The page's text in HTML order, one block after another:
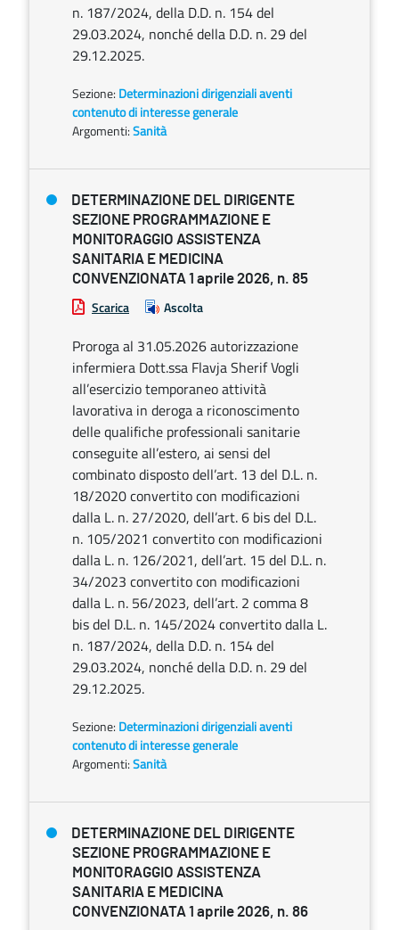
n. 187/2024, della D.D. n. 154 del
29.03.2024, nonché della D.D. n. 29 del
29.12.2025.
Sezione: Determinazioni dirigenziali aventi
contenuto di interesse generale
Argomenti:Sanità
DETERMINAZIONE DEL DIRIGENTE
SEZIONE PROGRAMMAZIONE E
MONITORAGGIO ASSISTENZA
SANITARIA E MEDICINA
CONVENZIONATA 1 aprile 2026, n. 85
Scarica Ascolta
Proroga al 31.05.2026 autorizzazione
infermiera Dott.ssa Flavja Sherif Vogli
all’esercizio temporaneo attività
lavorativa in deroga a riconoscimento
delle qualifiche professionali sanitarie
conseguite all’estero, ai sensi del
combinato disposto dell’art. 13 del D.L. n.
18/2020 convertito con modificazioni
dalla L. n. 27/2020, dell’art. 6 bis del D.L.
n. 105/2021 convertito con modificazioni
dalla L. n. 126/2021, dell’art. 15 del D.L. n.
34/2023 convertito con modificazioni
dalla L. n. 56/2023, dell’art. 2 comma 8
bis del D.L. n. 145/2024 convertito dalla L.
n. 187/2024, della D.D. n. 154 del
29.03.2024, nonché della D.D. n. 29 del
29.12.2025.
Sezione: Determinazioni dirigenziali aventi
contenuto di interesse generale
Argomenti:Sanità
DETERMINAZIONE DEL DIRIGENTE
SEZIONE PROGRAMMAZIONE E
MONITORAGGIO ASSISTENZA
SANITARIA E MEDICINA
CONVENZIONATA 1 aprile 2026, n. 86